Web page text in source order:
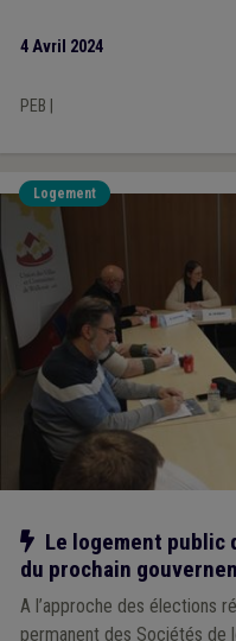
4 Avril 2024
PEB
Logement
Notre action
Le logement
du prochain
A l’approche des élections
permanent des Sociétés de